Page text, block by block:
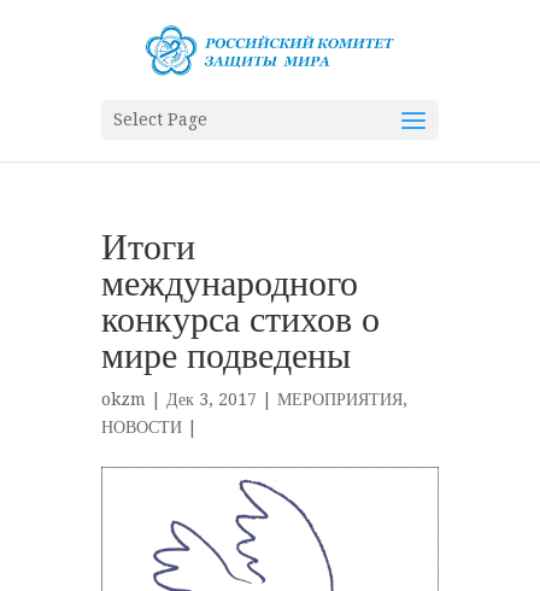
Select Page
Итоги
международного
конкурса стихов о
мире подведены
okzm | Дек 3, 2017 | МЕРОПРИЯТИЯ,
НОВОСТИ